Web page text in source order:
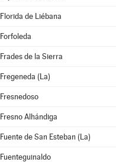
Florida de Liébana
Forfoleda
Frades de la Sierra
Fregeneda (La)
Fresnedoso
Fresno Alhándiga
Fuente de San Esteban (La)
Fuenteguinaldo